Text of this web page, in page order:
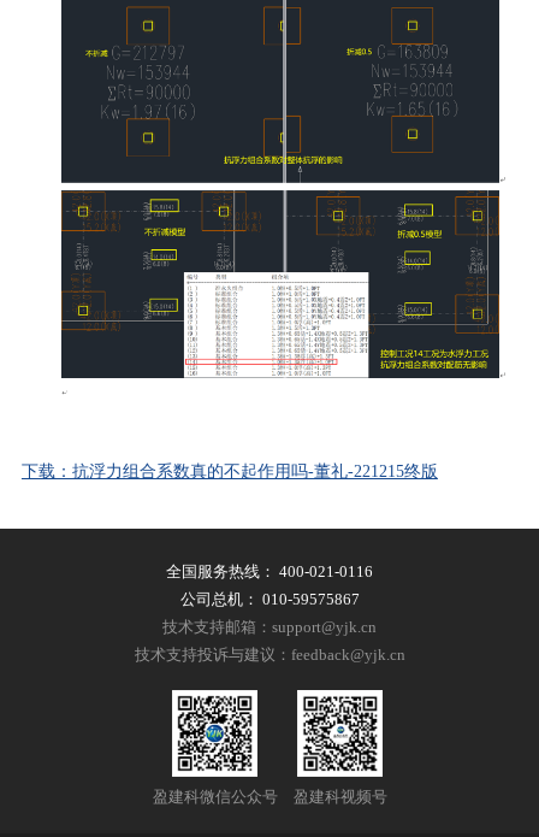
下载：抗浮力组合系数真的不起作用吗-董礼-221215终版
全国服务热线： 400-021-0116
公司总机： 010-59575867
技术支持邮箱：support@yjk.cn
技术支持投诉与建议：feedback@yjk.cn
盈建科微信公众号 盈建科视频号